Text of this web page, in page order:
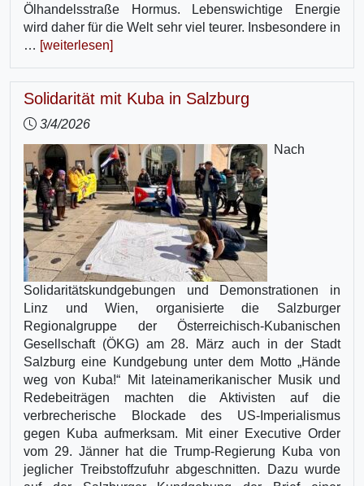
Ölhandelsstraße Hormus. Lebenswichtige Energie
wird daher für die Welt sehr viel teurer. Insbesondere in
… [weiterlesen]
Solidarität mit Kuba in Salzburg
3/4/2026
Nach
Solidaritätskundgebungen und Demonstrationen in
Linz und Wien, organisierte die Salzburger
Regionalgruppe der Österreichisch-Kubanischen
Gesellschaft (ÖKG) am 28. März auch in der Stadt
Salzburg eine Kundgebung unter dem Motto „Hände
weg von Kuba!“ Mit lateinamerikanischer Musik und
Redebeiträgen machten die Aktivisten auf die
verbrecherische Blockade des US-Imperialismus
gegen Kuba aufmerksam. Mit einer Executive Order
vom 29. Jänner hat die Trump-Regierung Kuba von
jeglicher Treibstoffzufuhr abgeschnitten. Dazu wurde